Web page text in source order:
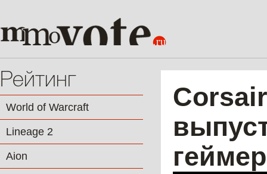
Рейтинг
World of Warcraft
Lineage 2
Aion